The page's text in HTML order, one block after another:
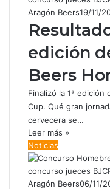
Aragón Beers19/11/
edición
Beers
Finalizó la 1ª
Cup. Qué gran
cervecera se…
Leer más »
Noticias
Aragón Beers06/11/